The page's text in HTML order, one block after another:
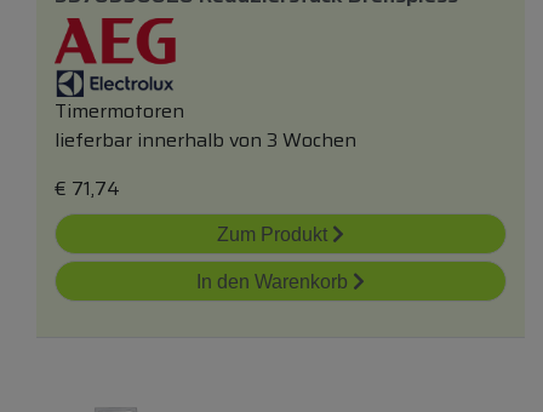
Timermotoren
lieferbar innerhalb von 3 Wochen
€ 71,74
Zum Produkt
In den Warenkorb